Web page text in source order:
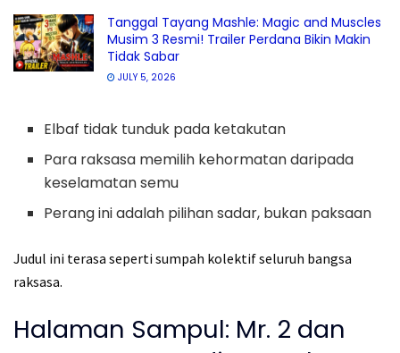
Tanggal Tayang Mashle: Magic and Muscles
Musim 3 Resmi! Trailer Perdana Bikin Makin
Tidak Sabar
JULY 5, 2026
Elbaf tidak tunduk pada ketakutan
Para raksasa memilih kehormatan daripada
keselamatan semu
Perang ini adalah pilihan sadar, bukan paksaan
Judul ini terasa seperti sumpah kolektif seluruh bangsa
raksasa.
Halaman Sampul: Mr. 2 dan